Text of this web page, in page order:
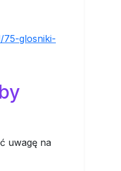
75-glosniki-
uwagę na